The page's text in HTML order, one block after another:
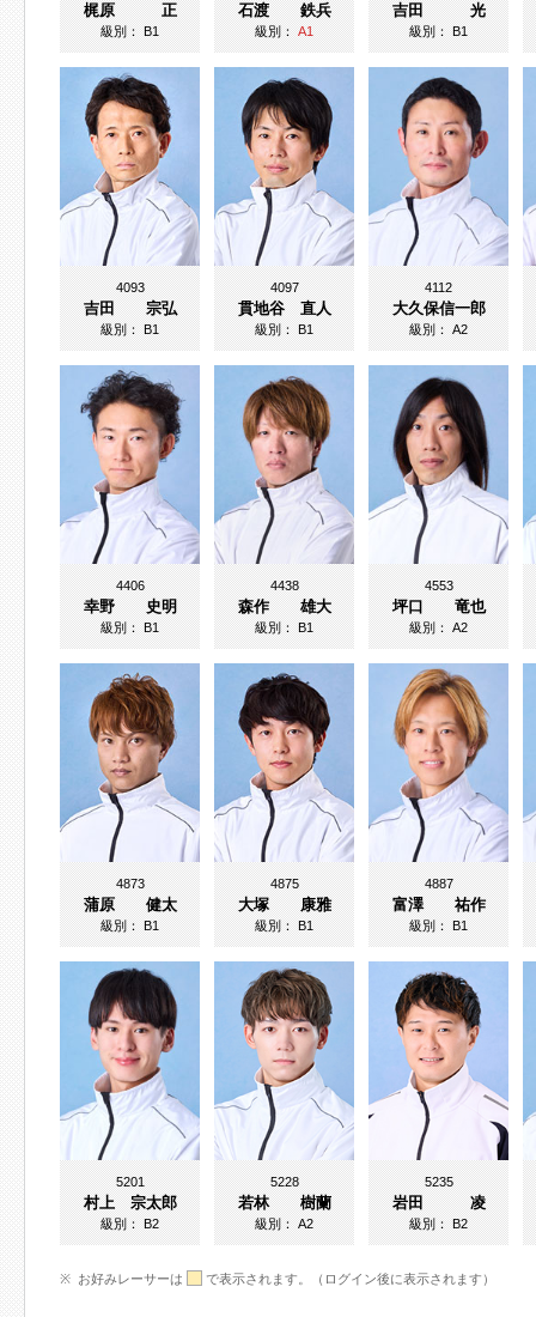
梶原 正
級別：B1
石渡 鉄兵
級別：A1
吉田 光
級別：B1
4093
吉田 宗弘
級別：B1
4097
貫地谷 直人
級別：B1
4112
大久保信一郎
級別：A2
4406
幸野 史明
級別：B1
4438
森作 雄大
級別：B1
4553
坪口 竜也
級別：A2
4873
蒲原 健太
級別：B1
4875
大塚 康雅
級別：B1
4887
富澤 祐作
級別：B1
5201
村上 宗太郎
級別：B2
5228
若林 樹蘭
級別：A2
5235
岩田 凌
級別：B2
お好みレーサーは で表示されます。（ログイン後に表示されます）